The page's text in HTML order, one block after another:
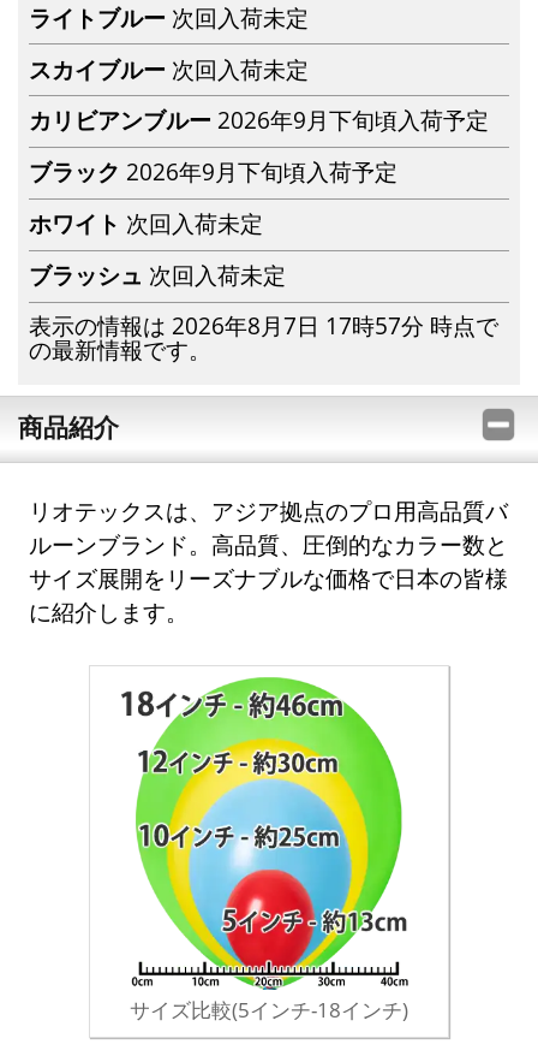
ライトブルー 次回入荷未定
スカイブルー 次回入荷未定
カリビアンブルー 2026年9月下旬頃入荷予定
ブラック 2026年9月下旬頃入荷予定
ホワイト 次回入荷未定
ブラッシュ 次回入荷未定
表示の情報は 2026年8月7日 17時57分 時点で
の最新情報です。
商品紹介
リオテックスは、アジア拠点のプロ用高品質バ
ルーンブランド。高品質、圧倒的なカラー数と
サイズ展開をリーズナブルな価格で日本の皆様
に紹介します。
サイズ比較(5インチ-18インチ)